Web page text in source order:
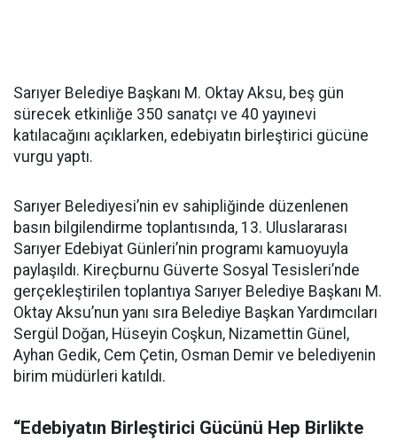
Sarıyer Belediye Başkanı M. Oktay Aksu, beş gün
sürecek etkinliğe 350 sanatçı ve 40 yayınevi
katılacağını açıklarken, edebiyatın birleştirici gücüne
vurgu yaptı.
Sarıyer Belediyesi’nin ev sahipliğinde düzenlenen
basın bilgilendirme toplantısında, 13. Uluslararası
Sarıyer Edebiyat Günleri’nin programı kamuoyuyla
paylaşıldı. Kireçburnu Güverte Sosyal Tesisleri’nde
gerçekleştirilen toplantıya Sarıyer Belediye Başkanı M.
Oktay Aksu’nun yanı sıra Belediye Başkan Yardımcıları
Sergül Doğan, Hüseyin Coşkun, Nizamettin Günel,
Ayhan Gedik, Cem Çetin, Osman Demir ve belediyenin
birim müdürleri katıldı.
“Edebiyatın Birleştirici Gücünü Hep Birlikte